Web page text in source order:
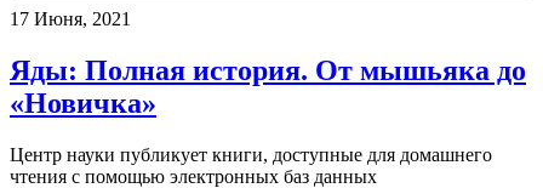
17 Июня, 2021
Яды: Полная история. От мышьяка до
«Новичка»
Центр науки публикует книги, доступные для домашнего
чтения с помощью электронных баз данных